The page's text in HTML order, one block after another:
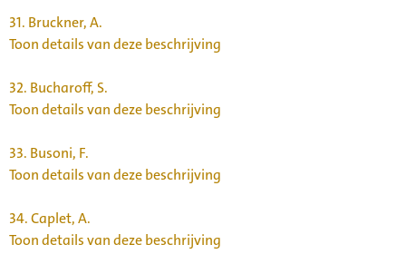
31. Bruckner, A.
Toon details van deze beschrijving
32. Bucharoff, S.
Toon details van deze beschrijving
33. Busoni, F.
Toon details van deze beschrijving
34.Caplet, A.
Toon details van deze beschrijving